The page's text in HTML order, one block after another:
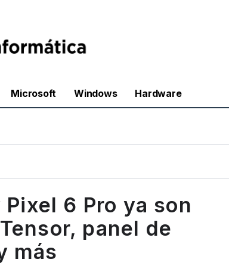
Microsoft Windows Hardware
6 Pro ya son
panel de
más